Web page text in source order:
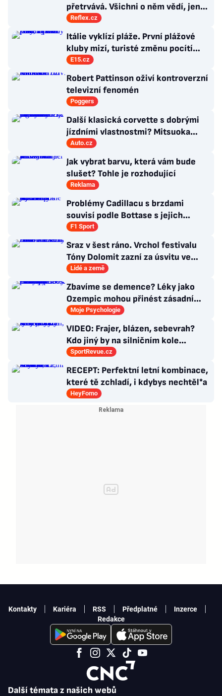
přetrvává. Všichni o něm vědí, jen
moc nevědí, co s ním
Reflex.cz
Itálie vyklízí pláže. První plážové
kluby mizí, turisté změnu pocítí
brzy
E15.cz
Robert Pattinson oživí kontroverzní
televizní fenomén
Poggers
Další klasická corvette s dobrými
jízdními vlastnostmi? Mitsuoka
znovu využije legendární MX-5
Auto.cz
Jak vybrat barvu, která vám bude
slušet? Tohle je rozhodující
Reklama
Problémy Cadillacu s brzdami
souvisí podle Bottase s jejich
chlazením
F1 Sport
Sraz v šest ráno. Vrchol festivalu
Tóny Dolomit zazní za úsvitu ve
3000 metrech
Lidé a země
Zbavíme se demence? Léky jako
Ozempic mohou přinést zásadní
průlom v léčbě Alzheimerovy
Moje Psychologie
VIDEO: Frajer, blázen, sebevrah?
Kdo jiný by na silničním kole
dokázal tyhle triky?
SportRevue.cz
RECEPT: Perfektní letní kombinace,
které tě zchladí, i kdybys nechtěl*a
HeyFomo
Další témata z našich webů
Kontakty Kariéra RSS Předplatné
Inzerce
Redakce